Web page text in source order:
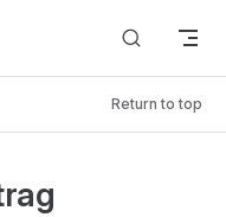
Return to top